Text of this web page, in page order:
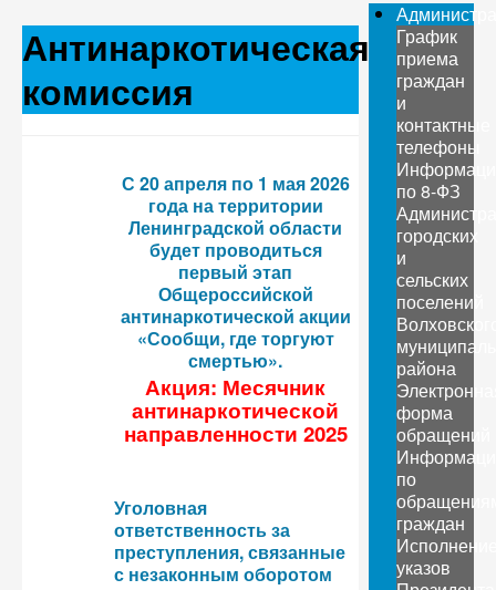
Антинаркотическая
комиссия
С 20 апреля по 1 мая 2026
года на территории
Ленинградской области
будет проводиться
первый этап
Общероссийской
антинаркотической акции
«Сообщи, где торгуют
смертью».
Акция: Месячник
антинаркотической
направленности 2025
Уголовная
ответственность за
преступления, связанные
с незаконным оборотом
График
приема
граждан
и
контактные
телефоны
по 8-ФЗ
городских
и
сельских
поселений
района
форма
обращений
по
граждан
указов